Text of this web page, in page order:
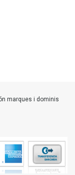
marques i dominis